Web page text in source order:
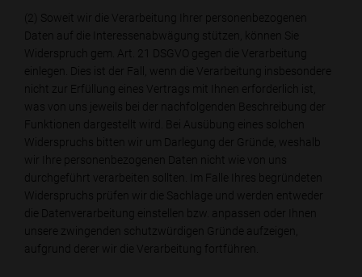
(2) Soweit wir die Verarbeitung Ihrer personenbezogenen
Daten auf die Interessenabwägung stützen, können Sie
Widerspruch gem. Art. 21 DSGVO gegen die Verarbeitung
einlegen. Dies ist der Fall, wenn die Verarbeitung insbesondere
nicht zur Erfüllung eines Vertrags mit Ihnen erforderlich ist,
was von uns jeweils bei der nachfolgenden Beschreibung der
Funktionen dargestellt wird. Bei Ausübung eines solchen
Widerspruchs bitten wir um Darlegung der Gründe, weshalb
wir Ihre personenbezogenen Daten nicht wie von uns
durchgeführt verarbeiten sollten. Im Falle Ihres begründeten
Widerspruchs prüfen wir die Sachlage und werden entweder
die Datenverarbeitung einstellen bzw. anpassen oder Ihnen
unsere zwingenden schutzwürdigen Gründe aufzeigen,
aufgrund derer wir die Verarbeitung fortführen.